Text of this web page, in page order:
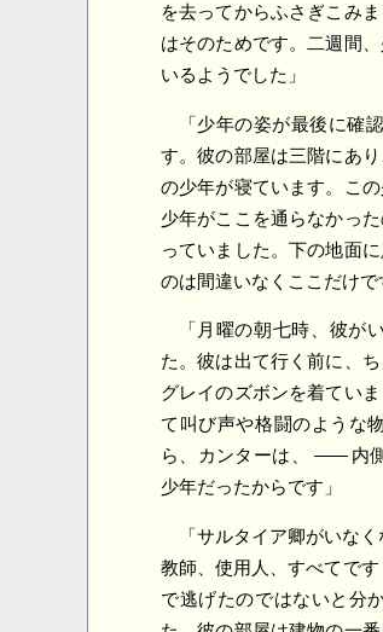
を去ってからふさぎこみ
はそのためです。二週間
いるようでした」
「少年の姿が最後に確
す。彼の部屋は三階にあ
の少年が寝ています。こ
少年がここを通らなかっ
っていました。下の地面
のは間違いなくここだけで
「月曜の朝七時、彼が
た。彼は出て行く前に、
グレイのズボンを着てい
て叫び声や格闘のような
ら、カンターは、――内
少年だったからです」
「サルタイア卿がいな
教師、使用人、すべてです
で逃げたのではないと分